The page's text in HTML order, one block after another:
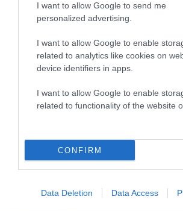
I want to allow Google to send me
personalized advertising.
I want to allow Google to enable
related to analytics like cookies on
device identifiers in apps.
I want to allow Google to enable
related to functionality of the website
CONFIRM
Data Deletion Data Access
2026-08-08.
Csökkenti a vérnyomást, és védi a szívet